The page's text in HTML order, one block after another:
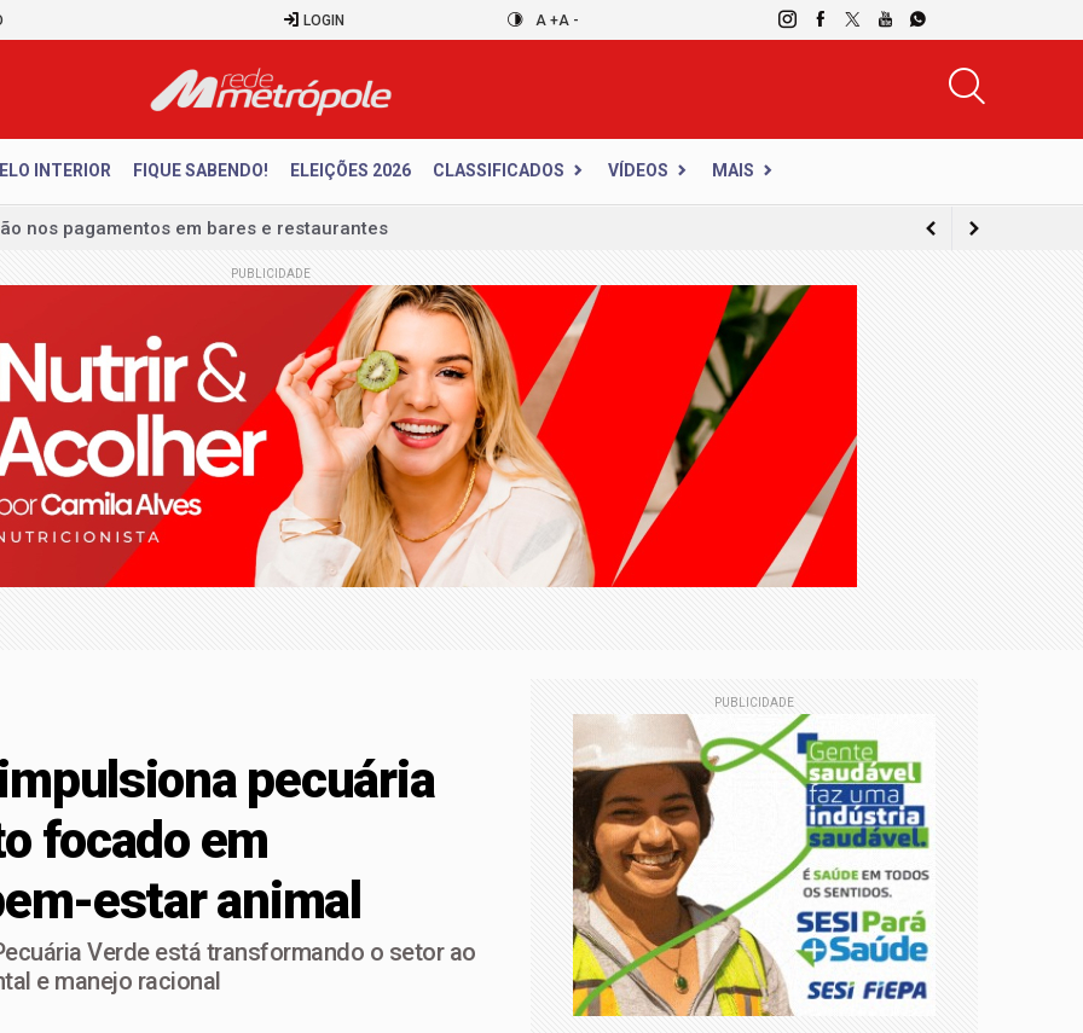
LOGIN A +A -
INTERIOR FIQUE SABENDO! ELEIÇÕES 2026 CLASSIFICADOS VÍDEOS MAIS
nos pagamentos em bares e restaurantes
outubro terão recorde de áreas em disputa
R$ 62,5 bilhões para bets em 2025
a nova Lei do Frete
famílias sobe para 82%, mas inadimplência cai
almoço de Dia dos Pais em lembrança para a vida toda com caricaturas ao vivo
superam depósitos em R$ 7,15 bilhões em julho
PUBLICIDADE
pecuária
focado em
estar animal
Verde está transformando o setor ao
e manejo racional
PUBLICIDADE